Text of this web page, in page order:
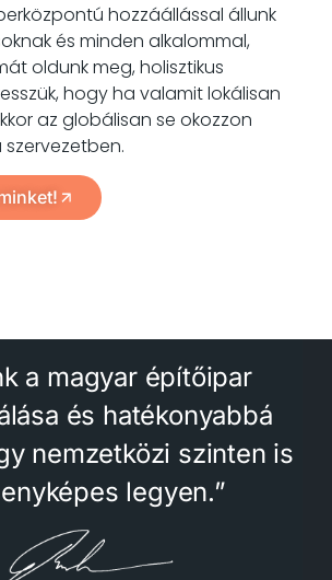
hozzáállással állunk
és minden alkalommal,
oldunk meg, holisztikus
hogy ha valamit lokálisan
az globálisan se okozzon
a magyar építőipar
és hatékonyabbá
nemzetközi szinten is
legyen.”